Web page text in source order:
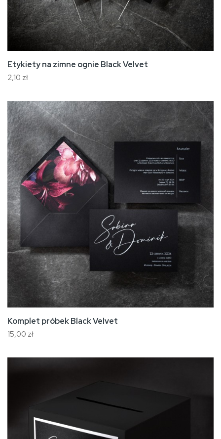
Etykiety na zimne ognie Black Velvet
2,10 zł
Komplet próbek Black Velvet
15,00 zł